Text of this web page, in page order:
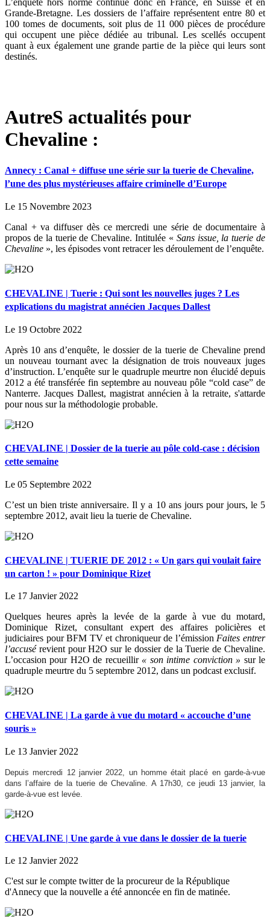
Grande-Bretagne. Les dossiers de l’affaire représentent entre 80 et
100 tomes de documents, soit plus de 11 000 pièces de procédure
qui occupent une pièce dédiée au tribunal. Les scellés occupent
quant à eux également une grande partie de la pièce qui leurs sont
destinés.
AutreS actualités pour
Chevaline :
Annecy : Canal + diffuse une série sur la tuerie de Chevaline,
l’une des plus mystérieuses affaire criminelle d’Europe
Le 15 Novembre 2023
Canal + va diffuser dès ce mercredi une série de documentaire à
propos de la tuerie de Chevaline. Intitulée « Sans issue, la tuerie de
Chevaline », les épisodes vont retracer les déroulement de l’enquête.
CHEVALINE | Tuerie : Qui sont les nouvelles juges ? Les
explications du magistrat annécien Jacques Dallest
Le 19 Octobre 2022
Après 10 ans d’enquête, le dossier de la tuerie de Chevaline prend
un nouveau tournant avec la désignation de trois nouveaux juges
d’instruction. L’enquête sur le quadruple meurtre non élucidé depuis
2012 a été transférée fin septembre au nouveau pôle “cold case” de
Nanterre. Jacques Dallest, magistrat annécien à la retraite, s'attarde
pour nous sur la méthodologie probable.
CHEVALINE | Dossier de la tuerie au pôle cold-case : décision
cette semaine
Le 05 Septembre 2022
C’est un bien triste anniversaire. Il y a 10 ans jours pour jours, le 5
septembre 2012, avait lieu la tuerie de Chevaline.
CHEVALINE | TUERIE DE 2012 : « Un gars qui voulait faire
un carton ! » pour Dominique Rizet
Le 17 Janvier 2022
Quelques heures après la levée de la garde à vue du motard,
Dominique Rizet, consultant expert des affaires policières et
judiciaires pour BFM TV et chroniqueur de l’émissionFaites entrer
l’accusé revient pour H2O sur le dossier de la Tuerie de Chevaline.
L’occasion pour H2O de recueillir « son intime conviction » sur le
quadruple meurtre du 5 septembre 2012, dans un podcast exclusif.
CHEVALINE | La garde à vue du motard « accouche d’une
souris »
Le 13 Janvier 2022
Depuis mercredi 12 janvier 2022, un homme était placé en garde-à-vue
dans l’affaire de la tuerie de Chevaline. A 17h30, ce jeudi 13 janvier, la
garde-à-vue est levée.
CHEVALINE | Une garde à vue dans le dossier de la tuerie
Le 12 Janvier 2022
C'est sur le compte twitter de la procureur de la République
d'Annecy que la nouvelle a été annoncée en fin de matinée.